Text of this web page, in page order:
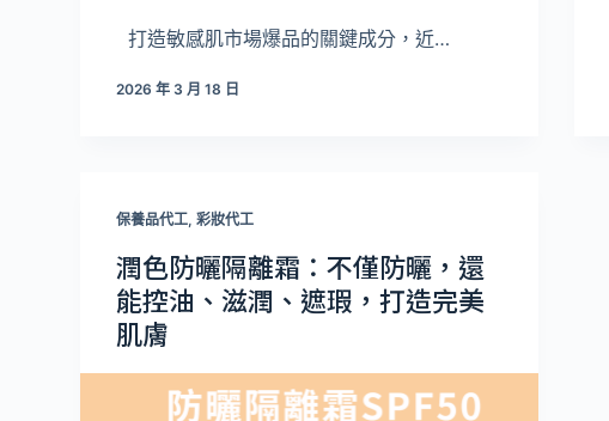
打造敏感肌市場爆品的關鍵成分，近…
2026 年 3 月 18 日
保養品代工,彩妝代工
潤色防曬隔離霜：不僅防曬，還
能控油、滋潤、遮瑕，打造完美
肌膚